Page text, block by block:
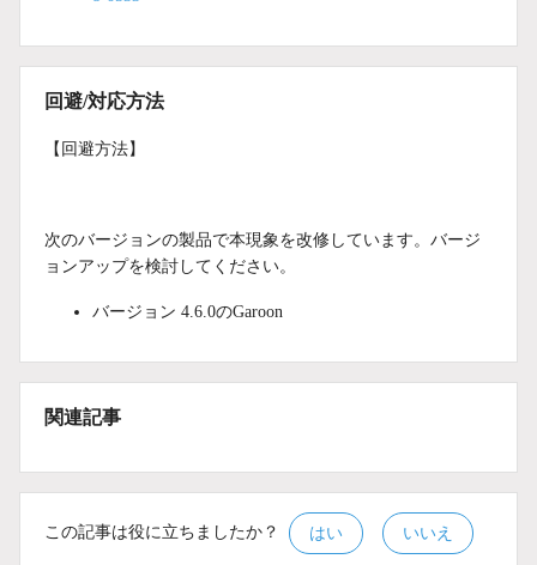
回避/対応方法
【回避方法】
次のバージョンの製品で本現象を改修しています。バージ
ョンアップを検討してください。
バージョン 4.6.0のGaroon
関連記事
この記事は役に立ちましたか？ はい いいえ